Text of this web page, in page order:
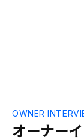
オーナー
OWNER